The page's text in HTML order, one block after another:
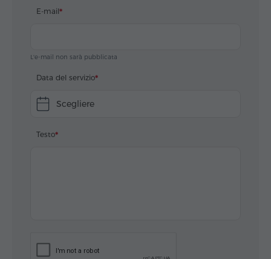
E-mail
L'e-mail non sarà pubblicata
Data del servizio
Scegliere
Testo